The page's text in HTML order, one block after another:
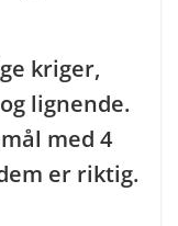
kriger,
lignende.
med 4
er riktig.